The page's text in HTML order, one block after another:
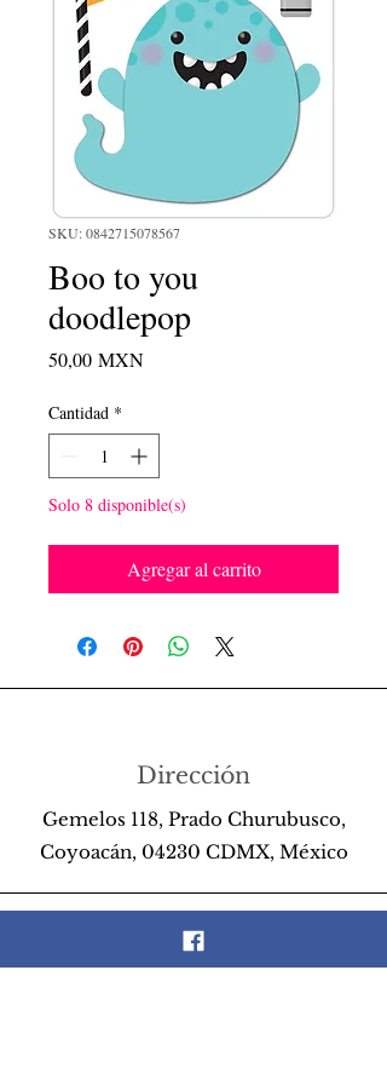
SKU: 0842715078567
Boo to you
doodlepop
50,00 MXNPrecio
Cantidad *
Solo 8 disponible(s)
Agregar al carrito
Dirección
Gemelos 118, Prado Churubusco,
Coyoacán, 04230 CDMX, México
Teléfono